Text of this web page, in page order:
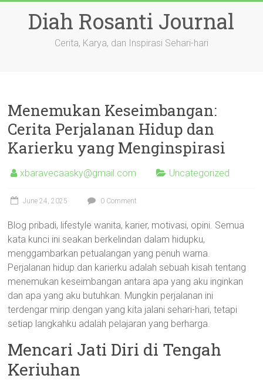
contentDiah Rosanti Journal
Cerita, Karya, dan Inspirasi Sehari-hari
Menemukan Keseimbangan:
Cerita Perjalanan Hidup dan
Karierku yang Menginspirasi
xbaravecaasky@gmail.com Uncategorized
June 24, 2025 0 Comment
Blog pribadi, lifestyle wanita, karier, motivasi, opini. Semua
kata kunci ini seakan berkelindan dalam hidupku,
menggambarkan petualangan yang penuh warna.
Perjalanan hidup dan karierku adalah sebuah kisah tentang
menemukan keseimbangan antara apa yang aku inginkan
dan apa yang aku butuhkan. Mungkin perjalanan ini
terdengar mirip dengan yang kita jalani sehari-hari, tetapi
setiap langkahku adalah pelajaran yang berharga.
Mencari Jati Diri di Tengah
Keriuhan